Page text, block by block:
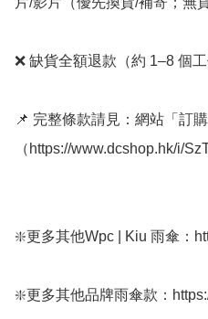
❌ 缺貨全額退款（約 1–8 個工
📌 完整條款請見：網站「訂
（https://www.dcshop.hk/i/
❇️更多其他Wpc | Kiu 雨傘：
❇️更多其他品牌雨傘款：